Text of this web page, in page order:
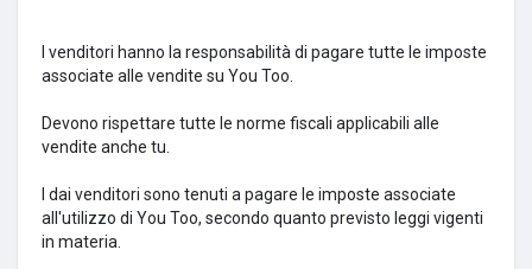
I venditori hanno la responsabilità di pagare tutte le imposte
associate alle vendite su You Too.
Devono rispettare tutte le norme fiscali applicabili alle
vendite anche tu.
I dai venditori sono tenuti a pagare le imposte associate
all'utilizzo di You Too, secondo quanto previsto leggi vigenti
in materia.